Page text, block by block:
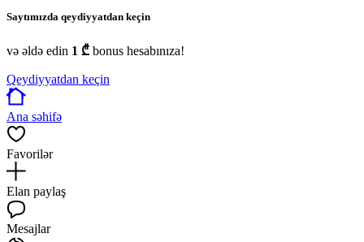
Saytımızda qeydiyyatdan keçin
və əldə edin 1 ₾ bonus hesabınıza!
Qeydiyyatdan keçin
Ana səhifə
Favorilər
Elan paylaş
Mesajlar